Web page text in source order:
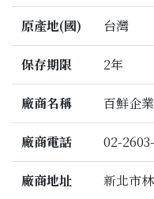
原產地(國) 台灣
保存期限 2年
廠商名稱 百鮮企
廠商電話 02-
廠商地址 新北市